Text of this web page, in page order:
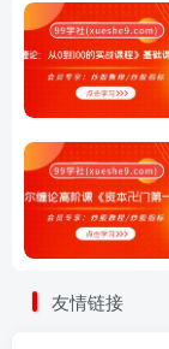
友情链接